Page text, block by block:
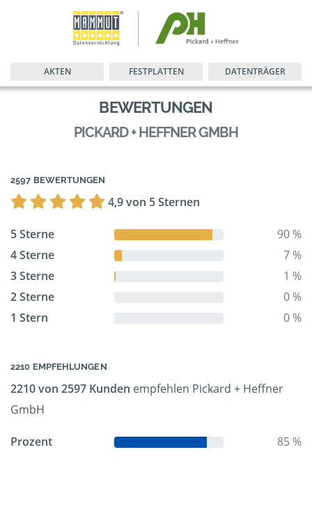
AKTEN FESTPLATTEN DATENTRÄGER
BEWERTUNGEN
PICKARD + HEFFNER GMBH
2597 BEWERTUNGEN
4,9 von 5 Sternen
5 Sterne
90 %
4 Sterne
7 %
3 Sterne
1 %
2 Sterne
0 %
1 Stern
0 %
2210 EMPFEHLUNGEN
2210 von 2597 Kunden empfehlen Pickard + Heffner
GmbH
Prozent 85 %